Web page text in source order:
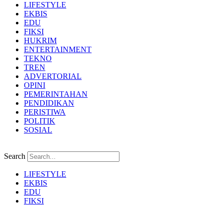
LIFESTYLE
EKBIS
EDU
FIKSI
HUKRIM
ENTERTAINMENT
TEKNO
TREN
ADVERTORIAL
OPINI
PEMERINTAHAN
PENDIDIKAN
PERISTIWA
POLITIK
SOSIAL
Search
LIFESTYLE
EKBIS
EDU
FIKSI